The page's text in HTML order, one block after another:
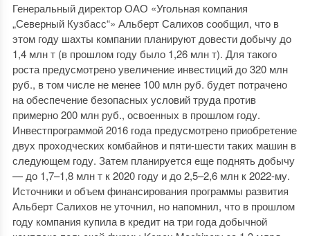
Генеральный директор ОАО «Угольная компания
„Северный Кузбасс“» Альберт Салихов сообщил, что в
этом году шахты компании планируют довести добычу до
1,4 млн т (в прошлом году было 1,26 млн т). Для такого
роста предусмотрено увеличение инвестиций до 320 млн
руб., в том числе не менее 100 млн руб. будет потрачено
на обеспечение безопасных условий труда против
примерно 200 млн руб., освоенных в прошлом году.
Инвестпрограммой 2016 года предусмотрено приобретение
двух проходческих комбайнов и пяти-шести таких машин в
следующем году. Затем планируется еще поднять добычу
— до 1,7–1,8 млн т к 2020 году и до 2,5–2,6 млн к 2022-му.
Источники и объем финансирования программы развития
Альберт Салихов не уточнил, но напомнил, что в прошлом
году компания купила в кредит на три года добычной